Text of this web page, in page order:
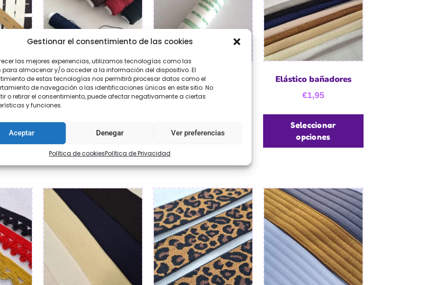
Gestionar el consentimiento de las cookies
las mejores experiencias, utilizamos tecnologías como las
para almacenar y/o acceder a la información del dispositivo. El
de estas tecnologías nos permitirá procesar datos como el
de navegación o las identificaciones únicas en este sitio. No
o retirar el consentimiento, puede afectar negativamente a ciertas
y funciones.
Aceptar Denegar Ver preferencias
Política de cookiesPolítica de Privacidad
Bobina elástica
€ 2,95
opciones
Hilo elástico
transparente
Añadir al carrito
Elástico bañadores
€1,95
Seleccionar
opciones